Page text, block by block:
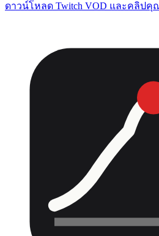
ดาวน์โหลด Twitch VOD และคลิป